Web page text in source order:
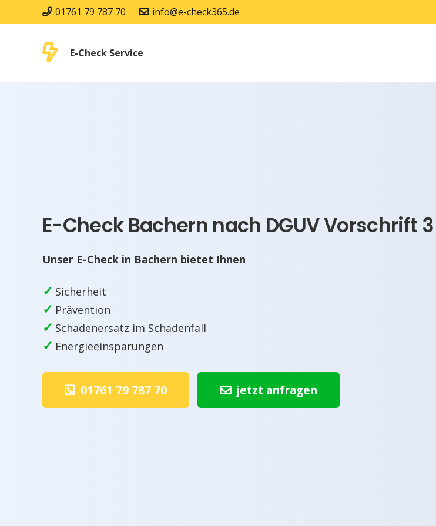
01761 79 787 70 info@e-check365.de
E-Check Service
E-Check Bachern nach DGUV Vorschrift 3
Unser E-Check in Bachern bietet Ihnen
✓ Sicherheit
✓ Prävention
✓ Schadenersatz im Schadenfall
✓ Energieeinsparungen
01761 79 787 70 jetzt anfragen